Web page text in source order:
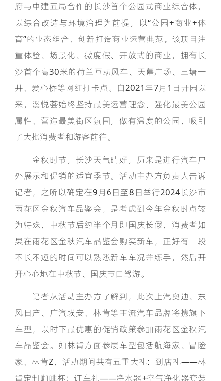
府与中建五局合作的长沙首个公园式商业综合体，
以综合改造与环境治理为前提，以“公园+商业+体
育”的业态组合，创新打造商业运营典范。该项目注
重体验、场景化、微度假、开放式的商业，拥有长
沙首个高30米的荷兰互动风车、天幕广场、三塘一
井、爱心桥等网红打卡点。自2021年7月1日开园以
来，溪悦荟始终坚持最美运营理念、强化最美公园
属性、营造最美街区氛围，做有温度的公园，吸引
了大批消费者和游客前往。
金秋时节，长沙天气晴好，历来是进行汽车户
外展示和促销的适宜季节。活动主办方负责人告诉
记者，之所以确定在9月6日至8日举行2024长沙市
雨花区金秋汽车品鉴会，是考虑到今年金秋时点较
为特殊，中秋节后约半个月即国庆长假，消费者如
果在雨花区金秋汽车品鉴会购买新车，正好有一段
不长不短的时间可以熟悉新车车况并练手，然后开
开心心地在中秋节、国庆节自驾游。
记者从活动主办方了解到，此次上汽奥迪、东
风日产、广汽埃安、林肯等主流汽车品牌将携旗下
车型，以时下最优惠的促销政策参加雨花区金秋汽
车品鉴会。如林肯方面参展车型包括航海家、冒险
家、林肯Z，活动期间共有五重大礼：到店礼——林
肯定制咖啡杯；订车礼——净水器+空气净化器套装